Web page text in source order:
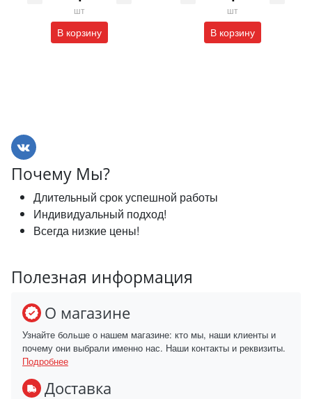
шт
В корзину
шт
В корзину
Почему Мы?
Длительный срок успешной работы
Индивидуальный подход!
Всегда низкие цены!
Полезная информация
О магазине
Узнайте больше о нашем магазине: кто мы, наши клиенты и
почему они выбрали именно нас. Наши контакты и реквизиты.
Подробнее
Доставка